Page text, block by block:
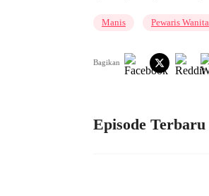
Manis Pewaris Wanita
Bagikan
Episode Terbaru